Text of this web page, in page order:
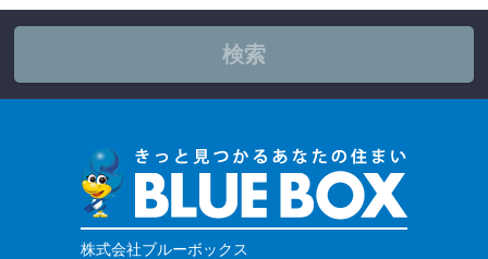
検索
株式会社ブルーボックス